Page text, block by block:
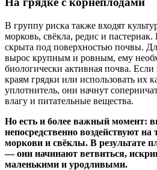
В группу риска также входят
морковь, свёкла, редис и
скрыта под поверхностью почвы.
вырос крупным и ровным, ему
биологически активная почва.
краям грядки или использовать их
уплотнитель, они начнут
влагу и питательные вещества.
Но есть и более важный момент:
непосредственно воздействуют
моркови и свёклы. В результате
— они начинают ветвиться,
маленькими и уродливыми.